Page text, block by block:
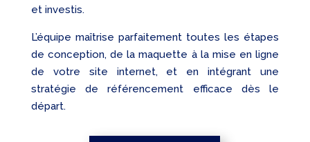
et investis.
L’équipe maîtrise parfaitement toutes les étapes
de conception, de la maquette à la mise en ligne
de votre site internet, et en intégrant une
stratégie de référencement efficace dès le
départ.